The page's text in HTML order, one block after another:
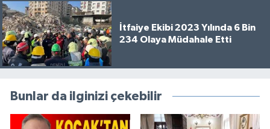
İtfaiye Ekibi 2023 Yılında 6 Bin
234 Olaya Müdahale Etti
Bunlar da ilginizi çekebilir